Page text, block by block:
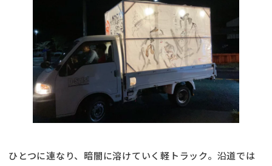
ひとつに連なり、暗闇に溶けていく軽トラック。沿道では